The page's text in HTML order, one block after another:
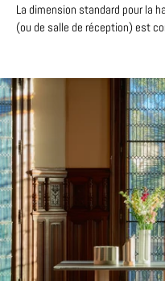
La dimension standard pour la
(ou de salle de réception) est